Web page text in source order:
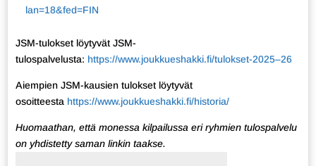
lan=18&fed=FIN
JSM-tulokset löytyvät JSM-
tulospalvelusta: https://www.joukkueshakki.fi/tulokset-2025–26
Aiempien JSM-kausien tulokset löytyvät
osoitteesta https://www.joukkueshakki.fi/historia/
Huomaathan, että monessa kilpailussa eri ryhmien tulospalvelu
on yhdistetty saman linkin taakse.